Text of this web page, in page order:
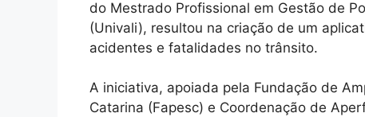
do Mestrado Profissional em Gestão de
(Univali), resultou na criação de um
acidentes e fatalidades no trânsito.
A iniciativa, apoiada pela Fundação de
Catarina (Fapesc) e Coordenação de